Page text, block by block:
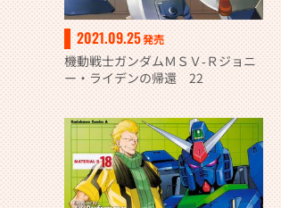
2021.09.25発売
機動戦士ガンダムＭＳＶ‐Ｒジョニ
ー・ライデンの帰還 22